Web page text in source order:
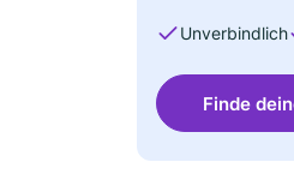
Unverbindlich
Finde